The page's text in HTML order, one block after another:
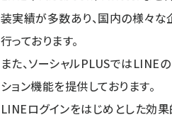
装実績が多数あり、国内の様々
行っております。
また、ソーシャルPLUSではLINE
ション機能を提供しております。
LINEログインをはじめとした効